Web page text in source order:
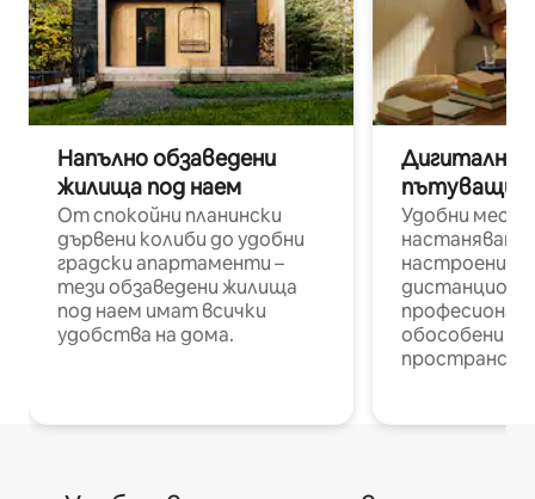
Напълно обзаведени
жилища под наем
От спокойни планински
дървени колиби до удобни
градски апартаменти –
тези обзаведени жилища
под наем имат всички
удобства на дома.
Дигитални
пътуващи
Удобни
настаняване
настроени и
обособени